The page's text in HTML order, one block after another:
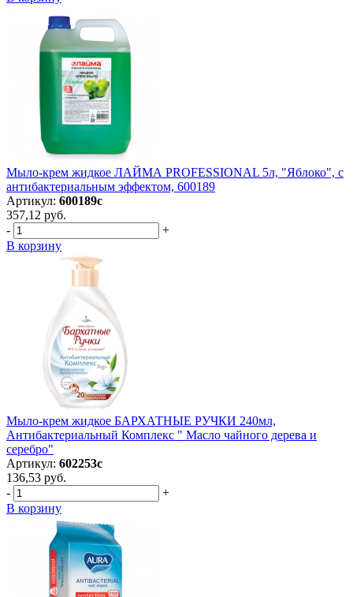
Мыло-крем жидкое ЛАЙМА PROFESSIONAL 5л, "Яблоко", с
антибактериальным эффектом, 600189
Артикул: 600189с
357,12 руб.
-
+
В корзину
Мыло-крем жидкое БАРХАТНЫЕ РУЧКИ 240мл,
Антибактериальный Комплекс " Масло чайного дерева и
серебро"
Артикул: 602253с
136,53 руб.
-
+
В корзину